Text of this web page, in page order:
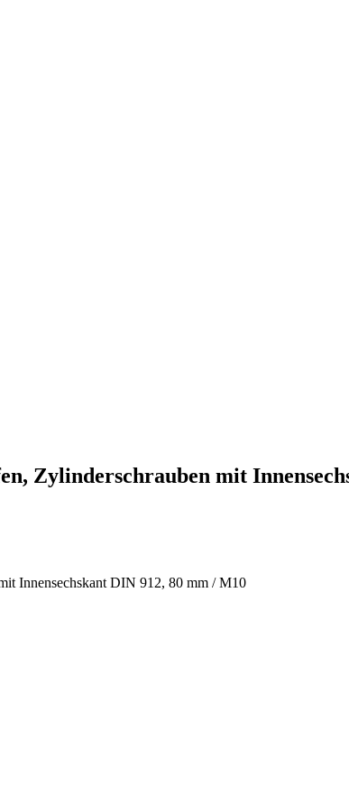
Zylinderschrauben mit